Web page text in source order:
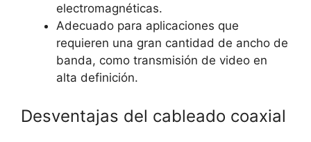
electromagnéticas.
Adecuado para aplicaciones que
requieren una gran cantidad de ancho de
banda, como transmisión de video en
alta definición.
Desventajas del cableado coaxial